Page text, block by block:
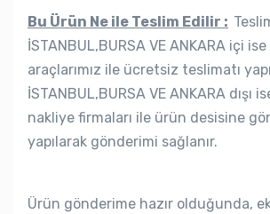
Bu Ürün Ne ile Teslim Edilir :
İSTANBUL,BURSA VE ANKARA içi
araçlarımız ile ücretsiz teslimatı
İSTANBUL,BURSA VE ANKARA dışı
nakliye firmaları ile ürün desisine
yapılarak gönderimi sağlanır.
Ürün gönderime hazır olduğunda,